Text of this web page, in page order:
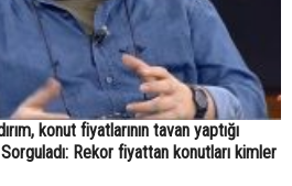
konut fiyatlarının tavan yaptığı
Rekor fiyattan konutları kimler